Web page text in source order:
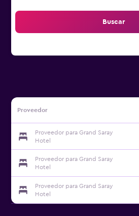
Buscar
Proveedor
Proveedor para Grand Saray
Hotel
Proveedor para Grand Saray
Hotel
Proveedor para Grand Saray
Hotel